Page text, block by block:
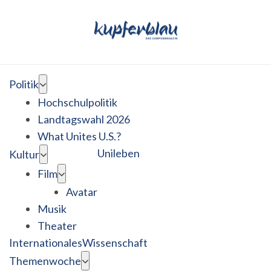
Politik
Hochschulpolitik
Landtagswahl 2026
What Unites U.S.?
Kultur
Film
Avatar
Musik
Theater
Unileben
InternationalesWissenschaft
Themenwoche